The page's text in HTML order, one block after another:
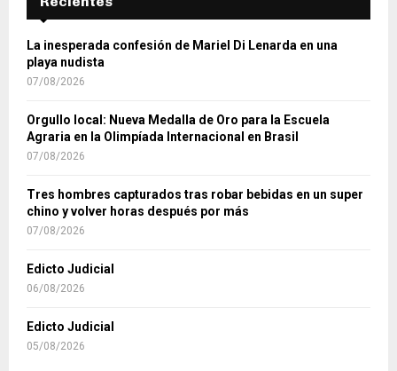
La inesperada confesión de Mariel Di Lenarda en una
playa nudista
07/08/2026
Orgullo local: Nueva Medalla de Oro para la Escuela
Agraria en la Olimpíada Internacional en Brasil
07/08/2026
Tres hombres capturados tras robar bebidas en un super
chino y volver horas después por más
07/08/2026
Edicto Judicial
06/08/2026
Edicto Judicial
05/08/2026